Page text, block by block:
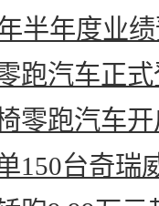
半年度业
跑汽车正
零跑汽车
150台奇瑞